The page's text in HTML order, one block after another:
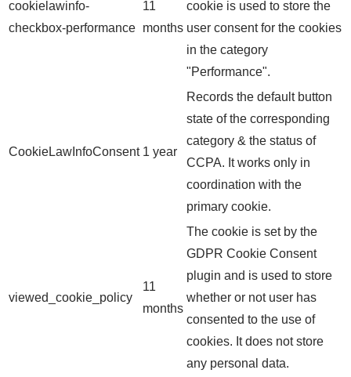
cookielawinfo-
checkbox-performance
11
months
cookie is used to store the
user consent for the cookies
in the category
"Performance".
CookieLawInfoConsent 1 year
Records the default button
state of the corresponding
category & the status of
CCPA. It works only in
coordination with the
primary cookie.
viewed_cookie_policy
11
months
The cookie is set by the
GDPR Cookie Consent
plugin and is used to store
whether or not user has
consented to the use of
cookies. It does not store
any personal data.